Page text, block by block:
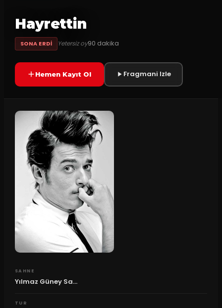
Hayrettin
SONA ERDI Yetersiz oy90 dakika
Hemen Kayıt Ol Fragmani Izle
SAHNE
Yılmaz Güney Sa...
TUR